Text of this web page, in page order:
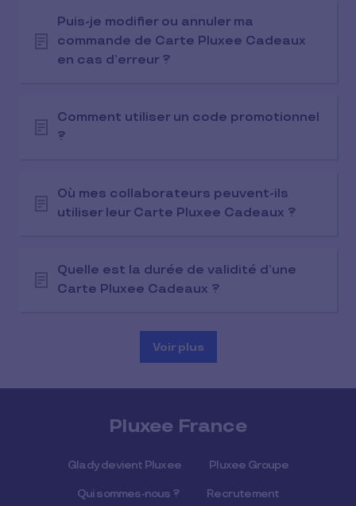
Puis-je modifier ou annuler ma
commande de Carte Pluxee Cadeaux
en cas d’erreur ?
Comment utiliser un code promotionnel
?
Où mes collaborateurs peuvent-ils
utiliser leur Carte Pluxee Cadeaux ?
Quelle est la durée de validité d’une
Carte Pluxee Cadeaux ?
Voir plus
Pluxee France
Glady devient Pluxee Pluxee Groupe
Qui sommes-nous ? Recrutement